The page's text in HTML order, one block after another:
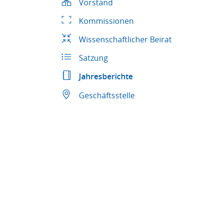
Vorstand
Kommissionen
Wissenschaftlicher Beirat
Satzung
Jahresberichte
Geschäftsstelle